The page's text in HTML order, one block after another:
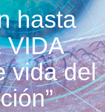
hasta
VIDA
vida del